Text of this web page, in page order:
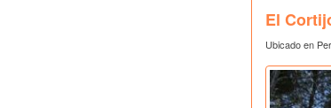
El
Ubicado en